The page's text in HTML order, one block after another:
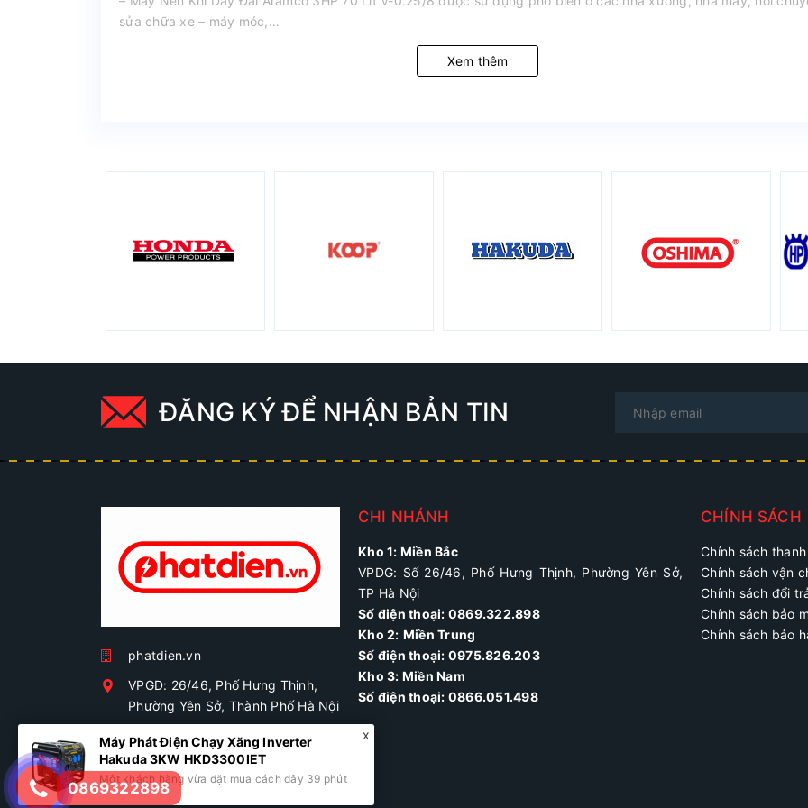
sửa chữa xe – máy móc,…
Xem thêm
ĐĂNG KÝ ĐỂ NHẬN BẢN TIN
phatdien.vn
VPGD: 26/46, Phố Hưng Thịnh,
Phường Yên Sở, Thành Phố Hà Nội
0869322898
phatdien.vn@gmail.com
CHI NHÁNH
Kho 1: Miền Bắc
VPDG: Số 26/46, Phố Hưng Thịnh, Phường Yên Sở,
TP Hà Nội
Số điện thoại: 0869.322.898
Kho 2: Miền Trung
Số điện thoại: 0975.826.203
Kho 3: Miền Nam
Số điện thoại: 0866.051.498
CHÍNH SÁCH
Chính sách
Chính sách vận
Chính sách đổi
Chính sách bảo
Chính sách bảo
0869322898